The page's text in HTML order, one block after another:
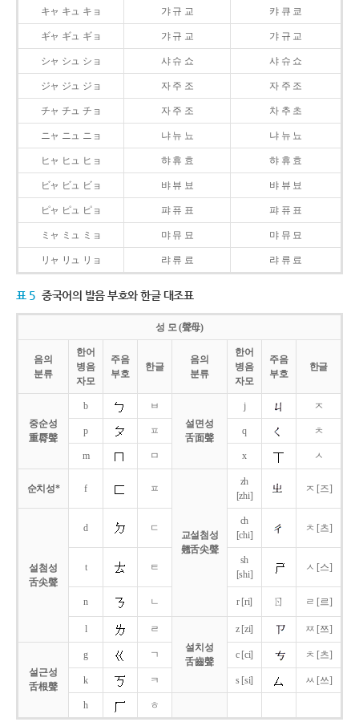
キャ キュ キョ 갸 규 교 캬 큐 쿄
ギャ ギュ ギョ 갸 규 교 갸 규 교
シャ シュ ショ 샤 슈 쇼 샤 슈 쇼
ジャ ジュ ジョ 자 주 조 자 주 조
チャ チュ チョ 자 주 조 차 추 초
ニャ ニュ ニョ 냐 뉴 뇨 냐 뉴 뇨
ヒャ ヒュ ヒョ 햐 휴 효 햐 휴 효
ビャ ビュ ビョ 뱌 뷰 뵤 뱌 뷰 뵤
ピャ ピュ ピョ 퍄 퓨 표 퍄 퓨 표
ミャ ミュ ミョ 먀 뮤 묘 먀 뮤 묘
リャ リュ リョ 랴 류 료 랴 류 료
표 5 중국어의 발음 부호와 한글 대조표
성 모 (聲母)
음의
분류
한어
병음
자모
주음
부호
한글
음의
분류
한어
병음
자모
주음
부호
한글
중순성
重脣聲
b
ㅂ
설면성
舌面聲
j ㅈ
p ㅍ q ㅊ
m ㅁ x ㅅ
순치성* f ㅍ
교설첨성
翹舌尖聲
zh
[zhi]
ㅈ [즈]
설첨성
舌尖聲
d ㄷ
ch
[chi]
ㅊ [츠]
t ㅌ
sh
[shi]
ㅅ [스]
n ㄴ r [ri] ㄖ ㄹ [르]
l
ㄹ
설치성
舌齒聲
z [zi] ㅉ [쯔]
설근성
舌根聲
g ㄱ c [ci] ㅊ [츠]
k ㅋ s [si] ㅆ [쓰]
h ㅎ